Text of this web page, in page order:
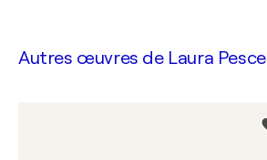
Autres œuvres de Laura Pesce